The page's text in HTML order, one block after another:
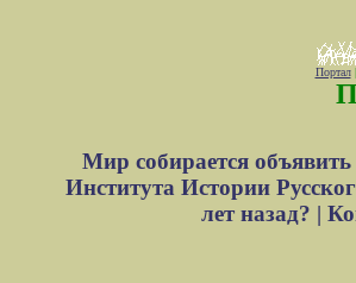
Портал|
Мир собирается
Института Истории
лет назад? |